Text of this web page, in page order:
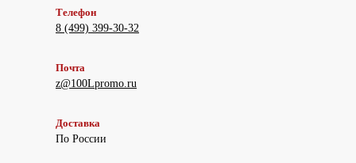
Телефон
8 (499) 399-30-32
Почта
z@100Lpromo.ru
Доставка
По России